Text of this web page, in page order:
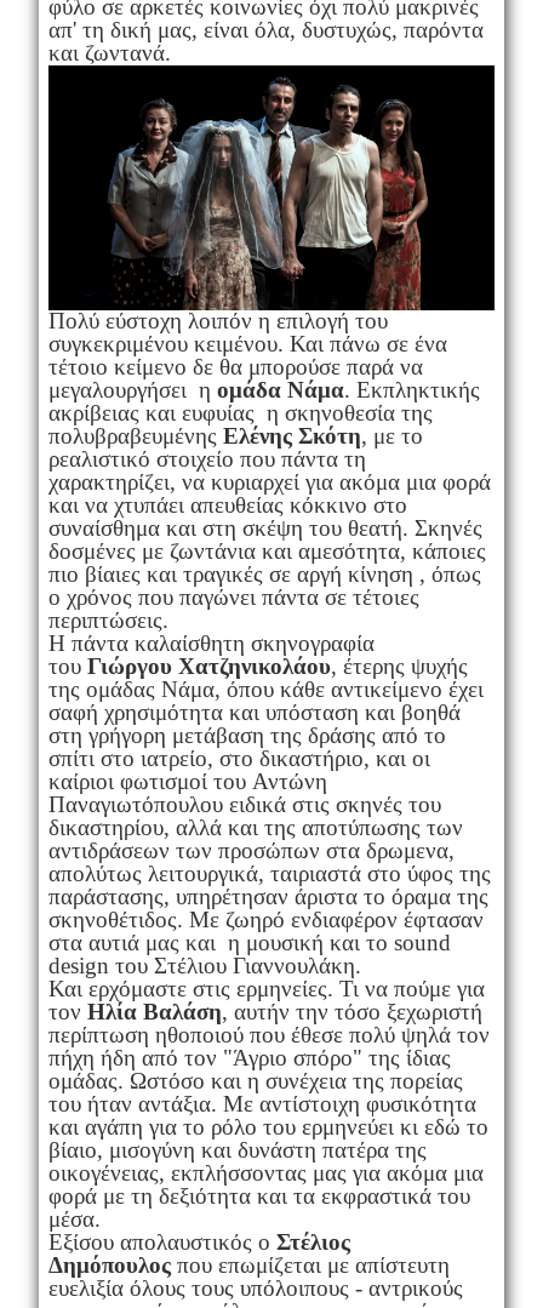
φύλο σε αρκετές κοινωνίες όχι πολύ μακρινές
απ' τη δική μας, είναι όλα, δυστυχώς, παρόντα
και ζωντανά.
Πολύ εύστοχη λοιπόν η επιλογή του
συγκεκριμένου κειμένου. Και πάνω σε ένα
τέτοιο κείμενο δε θα μπορούσε παρά να
μεγαλουργήσει η ομάδα Νάμα. Εκπληκτικής
ακρίβειας και ευφυίας η σκηνοθεσία της
πολυβραβευμένης Ελένης Σκότη, με το
ρεαλιστικό στοιχείο που πάντα τη
χαρακτηρίζει, να κυριαρχεί για ακόμα μια φορά
και να χτυπάει απευθείας κόκκινο στο
συναίσθημα και στη σκέψη του θεατή. Σκηνές
δοσμένες με ζωντάνια και αμεσότητα, κάποιες
πιο βίαιες και τραγικές σε αργή κίνηση , όπως
ο χρόνος που παγώνει πάντα σε τέτοιες
περιπτώσεις.
Η πάντα καλαίσθητη σκηνογραφία
του Γιώργου Χατζηνικολάου, έτερης ψυχής
της ομάδας Νάμα, όπου κάθε αντικείμενο έχει
σαφή χρησιμότητα και υπόσταση και βοηθά
στη γρήγορη μετάβαση της δράσης από το
σπίτι στο ιατρείο, στο δικαστήριο, και οι
καίριοι φωτισμοί του Αντώνη
Παναγιωτόπουλου ειδικά στις σκηνές του
δικαστηρίου, αλλά και της αποτύπωσης των
αντιδράσεων των προσώπων στα δρωμενα,
απολύτως λειτουργικά, ταιριαστά στο ύφος της
παράστασης, υπηρέτησαν άριστα το όραμα της
σκηνοθέτιδος. Με ζωηρό ενδιαφέρον έφτασαν
στα αυτιά μας και η μουσική και το sound
design του Στέλιου Γιαννουλάκη.
Και ερχόμαστε στις ερμηνείες. Τι να πούμε για
τον Ηλία Βαλάση, αυτήν την τόσο ξεχωριστή
περίπτωση ηθοποιού που έθεσε πολύ ψηλά τον
πήχη ήδη από τον "Άγριο σπόρο" της ίδιας
ομάδας. Ωστόσο και η συνέχεια της πορείας
του ήταν αντάξια. Με αντίστοιχη φυσικότητα
και αγάπη για το ρόλο του ερμηνεύει κι εδώ το
βίαιο, μισογύνη και δυνάστη πατέρα της
οικογένειας, εκπλήσσοντας μας για ακόμα μια
φορά με τη δεξιότητα και τα εκφραστικά του
μέσα.
Εξίσου απολαυστικός ο Στέλιος
Δημόπουλοςπου επωμίζεται με απίστευτη
ευελιξία όλους τους υπόλοιπους - αντρικούς